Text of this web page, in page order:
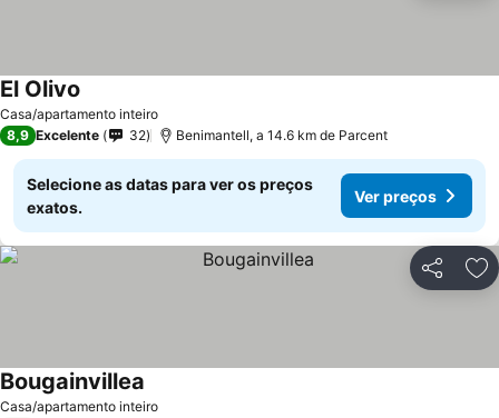
Casa/apartamento inteiro
El Olivo
8,9 Excelente 32 Benimantell, a 14.6 km de Parcent
Selecione as datas para ver os preços
exatos.
Ver preços
Partilhar
Casa/apartamento inteiro
Bougainvillea